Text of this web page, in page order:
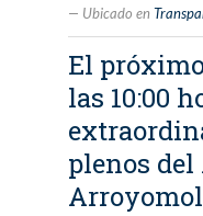
Ubicado en
El
las 10:00
plenos